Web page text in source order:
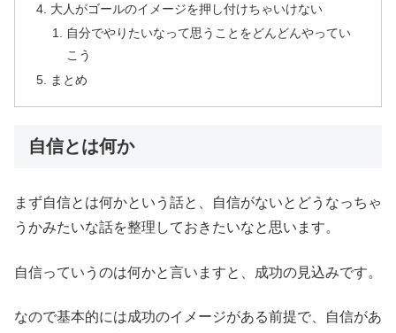
大人がゴールのイメージを押し付けちゃいけない
自分でやりたいなって思うことをどんどんやってい
こう
まとめ
自信とは何か
まず自信とは何かという話と、自信がないとどうなっちゃ
うかみたいな話を整理しておきたいなと思います。
自信っていうのは何かと言いますと、成功の見込みです。
なので基本的には成功のイメージがある前提で、自信があ